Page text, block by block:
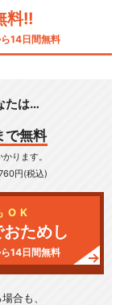
料!!
14日間無料
たは…
で無料
ります。
円(税込)
OK
ためし
14日間無料
合も、